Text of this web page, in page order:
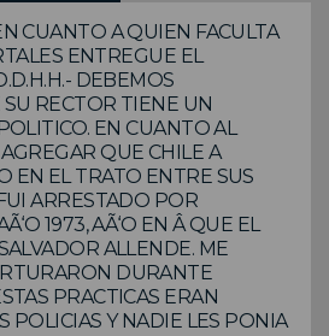
CUANTO A QUIEN FACULTA
ENTREGUE EL
DEBEMOS
RECTOR TIENE UN
EN CUANTO AL
QUE CHILE A
EN EL TRATO ENTRE SUS
ARRESTADO POR
1973, AÃ‘O EN Â QUE EL
ALLENDE. ME
DURANTE
PRACTICAS ERAN
POLICIAS Y NADIE LES PONIA